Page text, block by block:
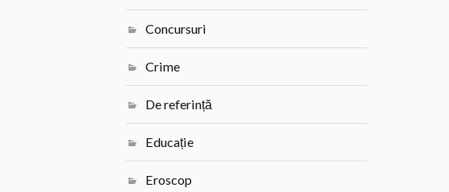
Concursuri
Crime
De referință
Educație
Eroscop